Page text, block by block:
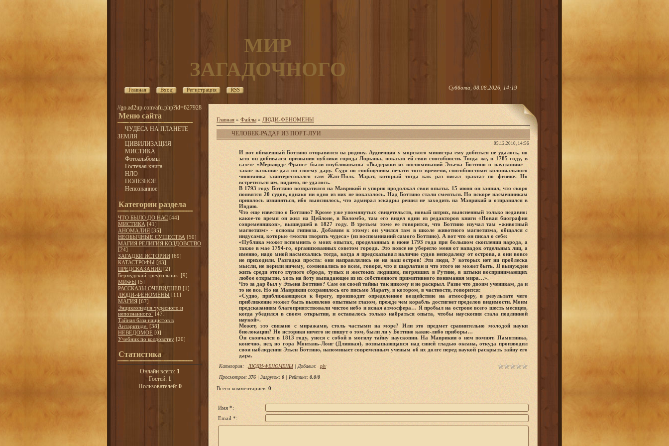
МИР
ЗАГАДОЧНОГО
Главная Вход Регистрация RSS Суббота, 08.08.2026, 14:19
//go.ad2up.com/afu.php?id=627928
Меню сайта
ЧУДЕСА НА ПЛАНЕТЕ
ЗЕМЛЯ
ЦИВИЛИЗАЦИЯ
МИСТИКА
Фотоальбомы
Гостевая книга
НЛО
ПОЛЕЗНОЕ
Непознанное
Категории раздела
ЧТО БЫЛО ДО НАС [44]
МИСТИКА [41]
АНОМАЛИЯ [35]
НЕОБЫЧНЫЕ СУЩЕСТВА [50]
МАГИЯ РЕЛИГИЯ КОЛДОВСТВО
[24]
ЗАГАДКИ ИСТОРИИ [69]
КАТАСТРОФЫ [43]
ПРЕДСКАЗАНИЯ [2]
Бермудский треугольник: [9]
МИФЫ [5]
РАССКАЗЫ ОЧЕВИДЦЕВ [1]
ЛЮДИ-ФЕНОМЕНЫ [11]
МАГИЯ [67]
Энциклопедия чудесного и
непознанного" [47]
Тайная база нацистов в
Антарктиде. [38]
НЕВЕДОМОЕ [0]
Учебник по колдовству [20]
Статистика
Онлайн всего: 1
Гостей: 1
Пользователей: 0
Главная » Файлы » ЛЮДИ-ФЕНОМЕНЫ
ЧЕЛОВЕК-РАДАР ИЗ ПОРТ-ЛУИ
05.12.2010, 14:56
И вот обиженный Боттино отправился на родину. Аудиенции у морского министра ему добиться не удалось, но
зато он добивался признания публики города Лорьяна, показав ей свои способности. Тогда же, в 1785 году, в
газете «Меркюрде Франс» были опубликованы «Выдержки из воспоминаний Этьена Боттино о наускопии» -
такое название дал он своему дару. Судя по сообщениям печати того времени, способностями колониального
чиновника заинтересовался сам Жан-Поль Марат, который тогда как раз писал трактат по физике. Но
встретиться им, видимо, не удалось.
В 1793 году Боттино возвратился на Маврикий и упорно продолжал свои опыты. 15 июня он заявил, что скоро
появятся 20 судов, однако ни одно из них не показалось. Над Боттино стали смеяться. Но вскоре насмешникам
пришлось извиняться, ибо выяснилось, что адмирал эскадры решил не заходить на Маврикий и отправился в
Индию.
Что еще известно о Боттино? Кроме уже упомянутых свидетельств, новый штрих, выясненный только недавно:
какое-то время он жил на Цейлоне, в Коломбо, там его видел один из редакторов книги «Новая биография
современников», вышедшей в 1827 году. В третьем томе ее говорится, что Боттино изучал там «животный
магнетизм» - основы гипноза. Добавим к этому: он учился там в школе животного магнетизма, общался с
индусами, которые «могли творить чудеса» (из воспоминаний самого Боттино). А вот что он писал о себе:
«Публика может вспомнить о моих опытах, проделанных в июне 1793 года при большом скоплении народа, а
также в мае 1794-го, организованных советом города. Это вовсе не уберегло меня от нападок отдельных лиц, а
именно, надо мной насмехались тогда, когда я предсказывал наличие судов неподалеку от острова, а они вовсе
не приходили. Разгадка проста: они направлялись не на наш остров! Эти люди, У которых нет ни проблеска
мысли, не верили ничему, сомневались во всем, говоря, что я шарлатан и что этого не может быть. Я вынужден
жить среди этого глупого сброда, тупых и жестоких людишек, погрязших в Рутине, в штыки воспринимающих
любое открытие, хоть на йоту выпадающее из их собственного примитивного понимания мира…».
Что за дар был у Этьена Боттино? Сам он своей тайны так никому и не раскрыл. Разве что двоим ученикам, да и
то не все. Но на Маврикии сохранилось его письмо Марату, в котором, в частности, говорится:
«Судно, приближающееся к берегу, производит определенное воздействие на атмосферу, в результате чего
приближение может быть выявлено опытным глазом, прежде чем корабль достигнет пределов видимости. Моим
предсказаниям благоприятствовали чистое небо и ясная атмосфера… Я пробыл на острове всего шесть месяцев,
когда убедился в своем открытии, и оставалось только набраться опыта, чтобы наускопия стала подлинной
наукой».
Может, это связано с миражами, столь частыми на море? Или это предмет сравнительно молодой науки
биолокации? Но историки ничего не пишут о том, были ли у Боттино какие-либо приборы…
Он скончался в 1813 году, унеся с собой в могилу тайну наускопии. На Маврикии о нем помнят. Памятника,
конечно, нет, но гора Монтань-Лонг (Длинная), возвышающаяся над синей гладью океана, откуда производил
свои наблюдения Этьен Боттино, напоминает современным ученым об их долге перед наукой раскрыть тайну его
дара.
Категория: ЛЮДИ-ФЕНОМЕНЫ | Добавил:
plv
Просмотров: 376 | Загрузок: 0 | Рейтинг: 0.0/0
Всего комментариев: 0
Имя *:
Email *: